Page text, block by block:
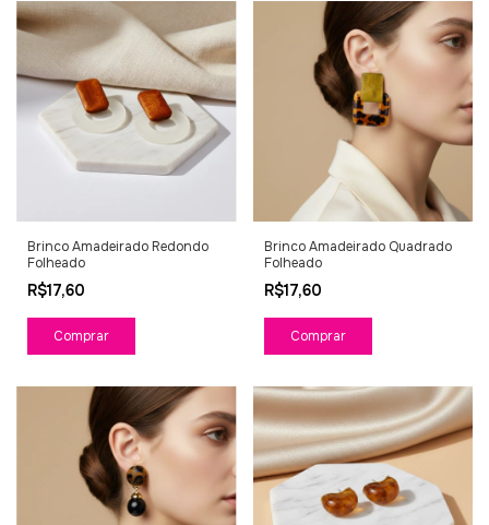
Brinco Amadeirado Redondo
Folheado
R$17,60
Brinco Amadeirado Quadrado
Folheado
R$17,60